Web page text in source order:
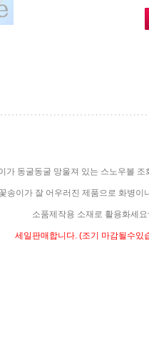
가 동굴동굴 망울져 있는 스노우볼
송이가 잘 어우러진 제품으로 화병이
소품제작용 소재로 활용화세
세일판매합니다. (조기 마감될수있